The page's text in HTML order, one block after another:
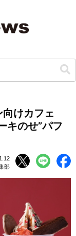
けカフェ
キのせ”パフ
部